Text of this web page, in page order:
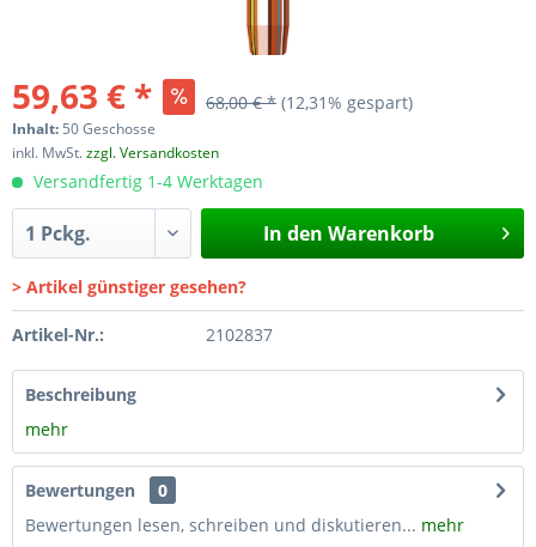
59,63 € * 68,00 € * (12,31% gespart)
Inhalt: 50 Geschosse
inkl. MwSt.zzgl. Versandkosten
Versandfertig 1-4 Werktagen
In den Warenkorb
> Artikel günstiger gesehen?
Artikel-Nr.: 2102837
Beschreibung
mehr
Bewertungen
0
Bewertungen lesen, schreiben und diskutieren... mehr